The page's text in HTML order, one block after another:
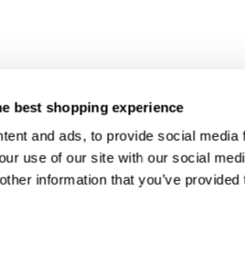
best shopping experience
and ads, to provide social
use of our site with our social
information that you’ve